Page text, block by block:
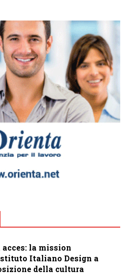
acces: la mission
Italiano Design a
della cultura